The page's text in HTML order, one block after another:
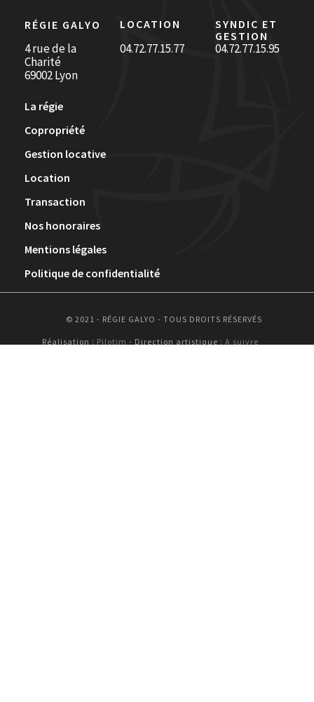
RÉGIE GALYO LOCATION
SYNDIC ET
GESTION
4 rue de la
Charité
69002 Lyon
04.72.77.15.77 04.72.77.15.95
La régie
Copropriété
Gestion locative
Location
Transaction
Nos honoraires
Mentions légales
Politique de confidentialité
© 2021 - RÉGIE GALYO - TOUS DROITS RÉSERVÉS
Réalisation : Pilotim - Direction artistique : A suivre